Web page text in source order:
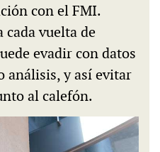
con el FMI.
cada vuelta de
evadir con datos
análisis, y así evitar
al calefón.